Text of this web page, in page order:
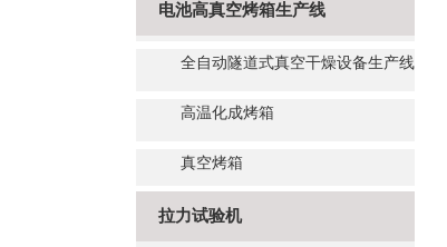
电池高真空烤箱生产线
全自动隧道式真空干燥设备生产线
高温化成烤箱
真空烤箱
拉力试验机